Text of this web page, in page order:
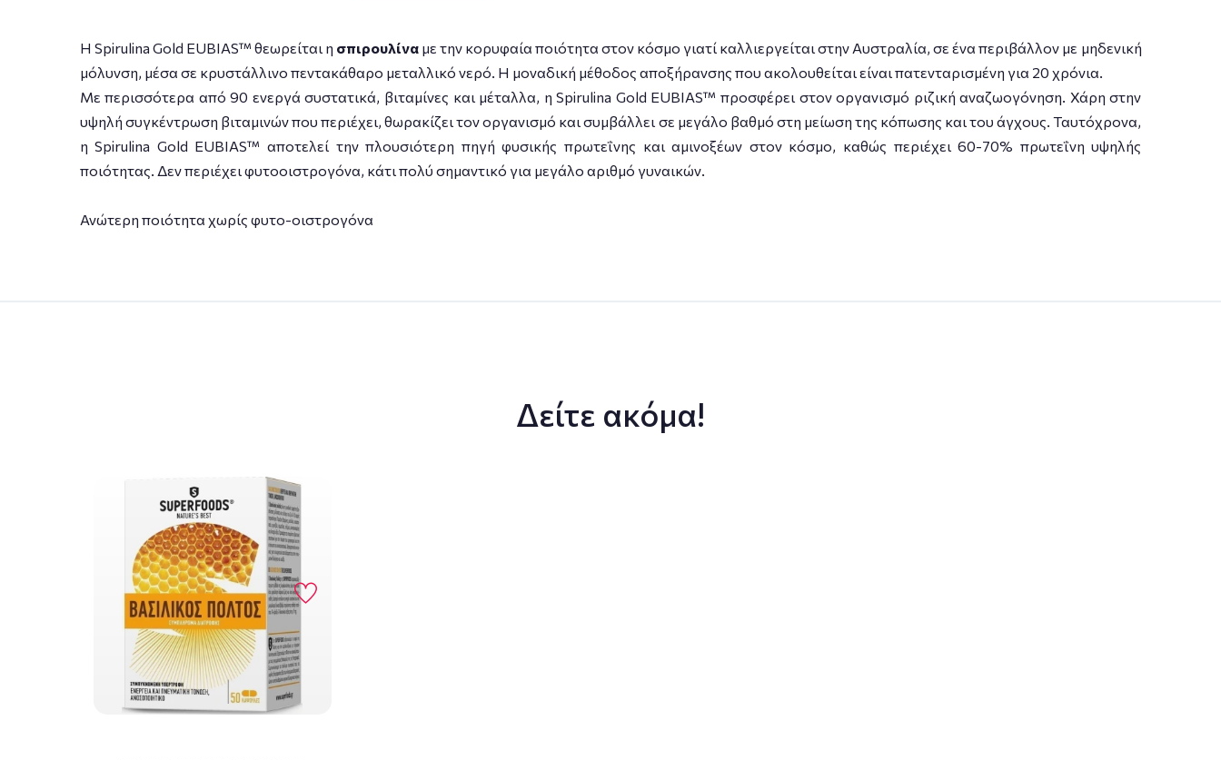
Η Spirulina Gold EUBIAS™ θεωρείται η σπιρουλίνα με την κορυφαία ποιότητα στον κόσμο γιατί καλλιεργείται στην Αυστραλία, σε ένα περιβάλλον με μηδενική
μόλυνση, μέσα σε κρυστάλλινο πεντακάθαρο μεταλλικό νερό. Η μοναδική μέθοδος αποξήρανσης που ακολουθείται είναι πατενταρισμένη για 20 χρόνια.
Με περισσότερα από 90 ενεργά συστατικά, βιταμίνες και μέταλλα, η Spirulina Gold EUBIAS™ προσφέρει στον οργανισμό ριζική αναζωογόνηση. Χάρη στην
υψηλή συγκέντρωση βιταμινών που περιέχει, θωρακίζει τον οργανισμό και συμβάλλει σε μεγάλο βαθμό στη μείωση της κόπωσης και του άγχους. Ταυτόχρονα,
η Spirulina Gold EUBIAS™ αποτελεί την πλουσιότερη πηγή φυσικής πρωτεΐνης και αμινοξέων στον κόσμο, καθώς περιέχει 60-70% πρωτεΐνη υψηλής
ποιότητας. Δεν περιέχει φυτοοιστρογόνα, κάτι πολύ σημαντικό για μεγάλο αριθμό γυναικών.
Ανώτερη ποιότητα χωρίς φυτο-οιστρογόνα
Δείτε ακόμα!